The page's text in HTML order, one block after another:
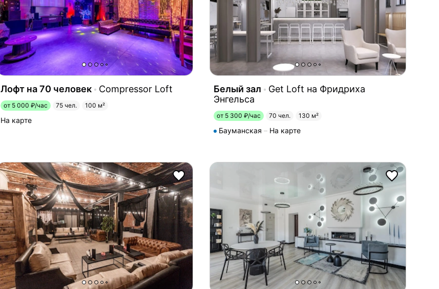
Лофт на 70 человек Compressor Loft
от 5 000 ₽/час 75 чел. 100 м²
На карте
Белый зал
Get Loft на Фридриха
Энгельса
от 5 300 ₽/час 70 чел. 130 м²
Бауманская На карте